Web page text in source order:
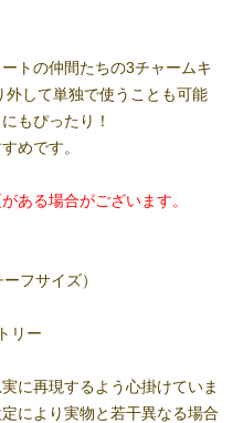
トの仲間たちの3チャームキ
して単独で使うことも可能
もぴったり！
めです。
ある場合がございます。
フサイズ）
リー
に再現するよう心掛けていま
により実物と若干異なる場合